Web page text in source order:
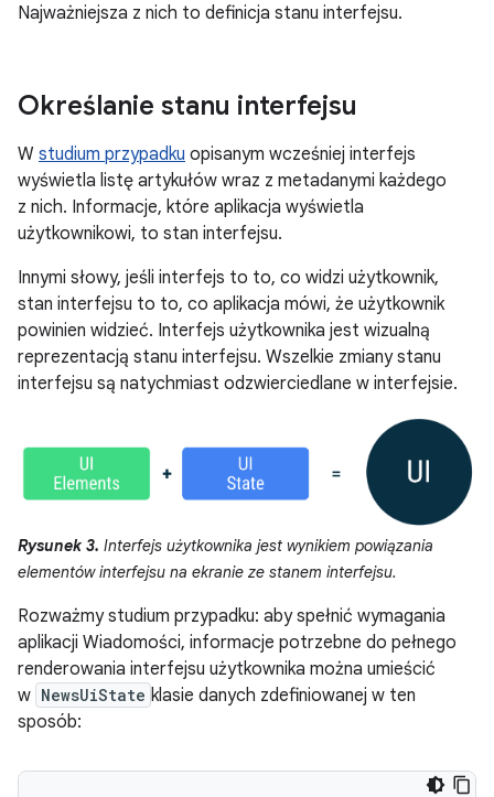
Najważniejsza z nich to definicja stanu interfejsu.
Określanie stanu interfejsu
W studium przypadku opisanym wcześniej interfejs
wyświetla listę artykułów wraz z metadanymi każdego
z nich. Informacje, które aplikacja wyświetla
użytkownikowi, to stan interfejsu.
Innymi słowy, jeśli interfejs to to, co widzi użytkownik,
stan interfejsu to to, co aplikacja mówi, że użytkownik
powinien widzieć. Interfejs użytkownika jest wizualną
reprezentacją stanu interfejsu. Wszelkie zmiany stanu
interfejsu są natychmiast odzwierciedlane w interfejsie.
Rysunek 3. Interfejs użytkownika jest wynikiem powiązania
elementów interfejsu na ekranie ze stanem interfejsu.
Rozważmy studium przypadku: aby spełnić wymagania
aplikacji Wiadomości, informacje potrzebne do pełnego
renderowania interfejsu użytkownika można umieścić
w NewsUiState klasie danych zdefiniowanej w ten
sposób: